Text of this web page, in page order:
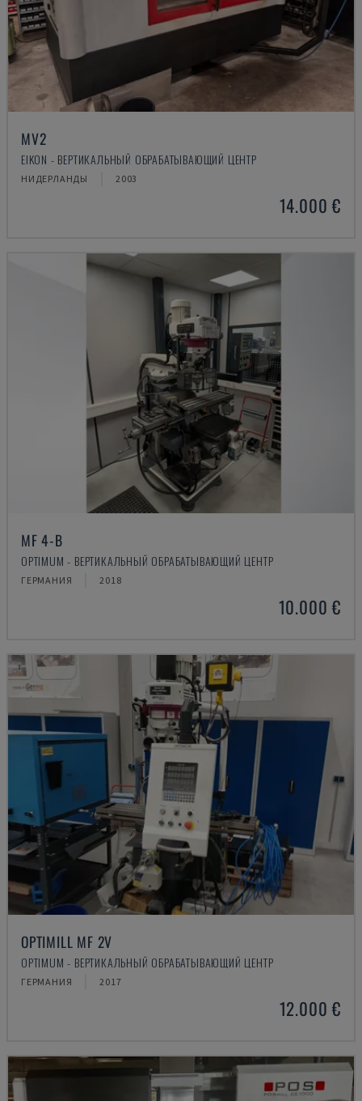
MV2
EIKON - ВЕРТИКАЛЬНЫЙ ОБРАБАТЫВАЮЩИЙ ЦЕНТР
НИДЕРЛАНДЫ 2003
14.000 €
MF 4-B
OPTIMUM - ВЕРТИКАЛЬНЫЙ ОБРАБАТЫВАЮЩИЙ ЦЕНТР
ГЕРМАНИЯ 2018
10.000 €
OPTIMILL MF 2V
OPTIMUM - ВЕРТИКАЛЬНЫЙ ОБРАБАТЫВАЮЩИЙ ЦЕНТР
ГЕРМАНИЯ 2017
12.000 €